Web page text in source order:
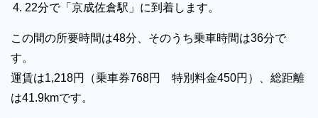
22分で「京成佐倉駅」に到着します。
この間の所要時間は48分、そのうち乗車時間は36分で
す。
運賃は1,218円（乗車券768円 特別料金450円）、総距離
は41.9kmです。